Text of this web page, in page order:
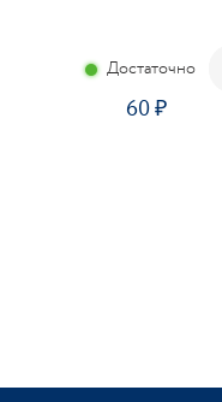
Достаточно
60